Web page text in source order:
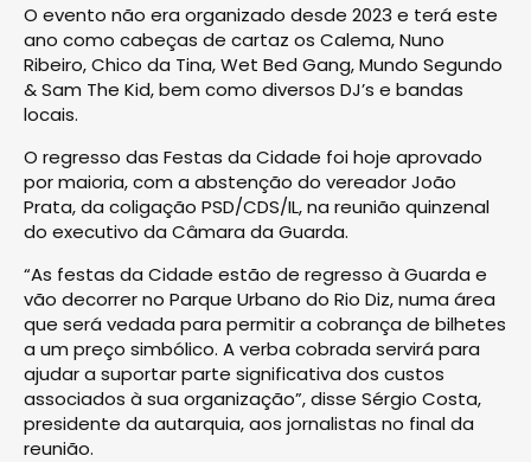
O evento não era organizado desde 2023 e terá este
ano como cabeças de cartaz os Calema, Nuno
Ribeiro, Chico da Tina, Wet Bed Gang, Mundo Segundo
& Sam The Kid, bem como diversos DJ’s e bandas
locais.
O regresso das Festas da Cidade foi hoje aprovado
por maioria, com a abstenção do vereador João
Prata, da coligação PSD/CDS/IL, na reunião quinzenal
do executivo da Câmara da Guarda.
“As festas da Cidade estão de regresso à Guarda e
vão decorrer no Parque Urbano do Rio Diz, numa área
que será vedada para permitir a cobrança de bilhetes
a um preço simbólico. A verba cobrada servirá para
ajudar a suportar parte significativa dos custos
associados à sua organização”, disse Sérgio Costa,
presidente da autarquia, aos jornalistas no final da
reunião.